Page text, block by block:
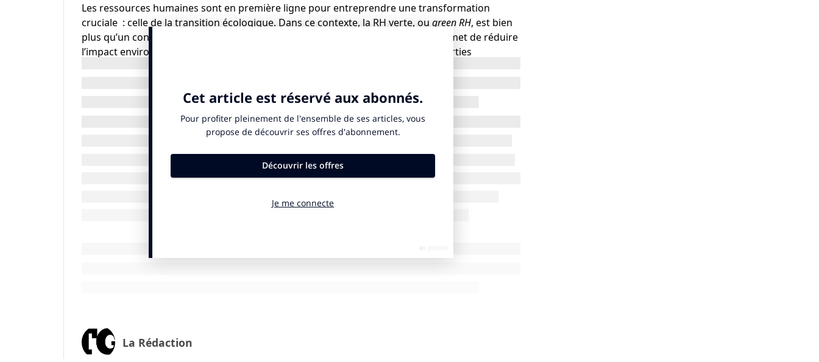
Les ressources humaines sont en première ligne pour entreprendre une transformation
cruciale : celle de la transition écologique. Dans ce contexte, la RH verte, ou green RH, est bien
plus qu’un concept à la mode. Cet ensemble de pratiques et d’engagements permet de réduire
l’impact environnemental des entreprises et de répondre aux attentes de ses parties
En incitant à des réflexions stratégiques et à des actions concrètes, la RH verte offre une
approche écosystémique incontournable. Premier ouvrage sur le sujet,Green RH
comment des entreprises innovantes relèvent déjà ce défi moral et propose :
des stratégies concrètes pour intégrer la durabilité en entreprise ;
toutes les réponses pratiques pour mettre en œuvre les changements RH nécessaires.
Adopter la RH verte, c’est faire de la durabilité un levier de performance et d’engagement
Michel Barabel est maître de conférences (Paris-Est), où il co-dirige le master 2
politique-Hannah Arendt) et directeur de l’Observatoire ASAP – Action sociétale et action
publique/chaire « Innovation Publique » en collaboration avec Polytechnique et Sciences Po.
Visiting professor à Harvard Business School Europe, il enseigne la stratégie et le management
La Rédaction